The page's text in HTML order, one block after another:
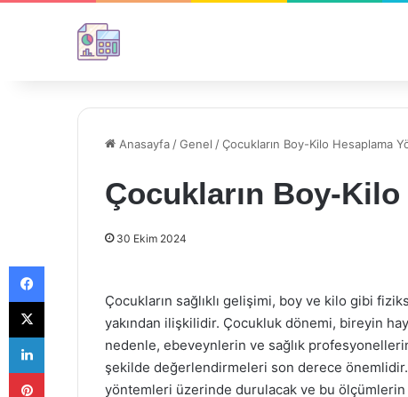
Anasayfa /Genel /Çocukların Boy-Kilo Hesaplama
Çocukların Boy-
30 Ekim 2024
Çocukların sağlıklı gelişimi, boy ve kilo gibi
yakından ilişkilidir. Çocukluk dönemi, bireyin
nedenle, ebeveynlerin ve sağlık
şekilde değerlendirmeleri son derece
yöntemleri üzerinde durulacak ve bu
Facebook
X
LinkedIn
Pinterest